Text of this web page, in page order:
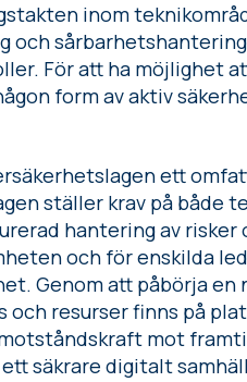
inom
och
För att ha möjlighet
form av aktiv
ett
ställer krav på både
hantering av risker
och för enskilda
Genom att påbörja en
resurser finns på
mot
säkrare digitalt